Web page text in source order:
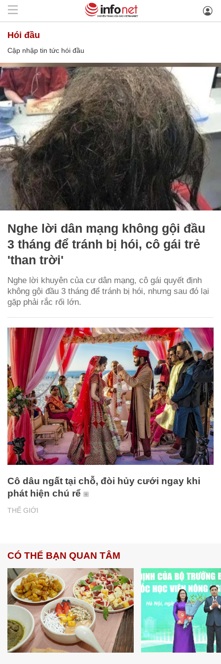
hói đầu
Cập nhập tin tức hói đầu
Nghe lời dân mạng không gội đầu
3 tháng để tránh bị hói, cô gái trẻ
'than trời'
Nghe lời khuyên của cư dân mạng, cô gái quyết định
không gội đầu 3 tháng để tránh bị hói, nhưng sau đó lại
gặp phải rắc rối lớn.
THẾ GIỚI
Cô dâu ngất tại chỗ, đòi hủy cưới ngay khi
phát hiện chú rể
CÓ THỂ BẠN QUAN TÂM